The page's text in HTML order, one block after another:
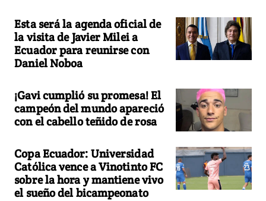
Esta será la agenda oficial de
la visita de Javier Milei a
Ecuador para reunirse con
Daniel Noboa
¡Gavi cumplió su promesa! El
campeón del mundo apareció
con el cabello teñido de rosa
Copa Ecuador: Universidad
Católica vence a Vinotinto FC
sobre la hora y mantiene vivo
el sueño del bicampeonato